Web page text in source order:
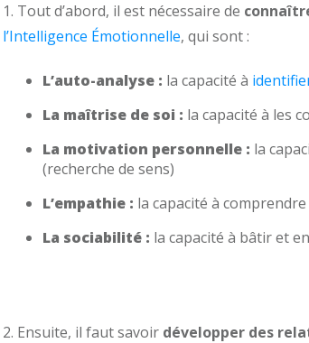
1. Tout d’abord, il est nécessaire de
l’Intelligence Émotionnelle, qui sont :
L’auto-analyse : la capacité à
La maîtrise de soi : la capacité à les
La motivation personnelle : la
(recherche de sens)
L’empathie : la capacité à
La sociabilité : la capacité à bâtir et
2. Ensuite, il faut savoir développer des